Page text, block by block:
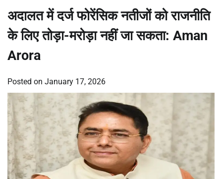
अदालत में दर्ज फोरेंसिक नतीजों को राजनीति
के लिए तोड़ा-मरोड़ा नहीं जा सकता: Aman
Arora
Posted on January 17, 2026